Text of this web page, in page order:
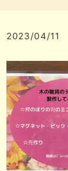
2023/04/11